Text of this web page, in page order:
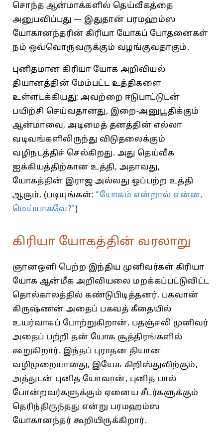
சொந்த ஆன்மாக்களில் தெய்வீகத்தை
அனுபவிப்பது — இதுதான் பரமஹம்ஸ
யோகானந்தரின் கிரியா யோகப் போதனைகள்
நம் ஒவ்வொருவருக்கும் வழங்குவதாகும்.
புனிதமான கிரியா யோக அறிவியல்
தியானத்தின் மேம்பட்ட உத்திகளை
உள்ளடக்கியது; அவற்றை ஈடுபாட்டுடன்
பயிற்சி செய்வதானது, இறை-அனுபூதிக்கும்
ஆன்மாவை, அடிமைத் தனத்தின் எல்லா
வடிவங்களிலிருந்து விடுதலைக்கும்
வழிநடத்திச் செல்கிறது. அது தெய்வீக
ஐக்கியத்திற்கான உத்தி, அதாவது,
யோகத்தின் இராஜ அல்லது ஒப்பற்ற உத்தி
ஆகும். (படியுங்கள்: “யோகம் என்றால் என்ன,
மெய்யாகவே?”)
கிரியா யோகத்தின் வரலாறு
ஞானஒளி பெற்ற இந்திய முனிவர்கள் கிரியா
யோக ஆன்மீக அறிவியலை மறக்கப்பட்டுவிட்ட
தொல்காலத்தில் கண்டுபிடித்தனர். பகவான்
கிருஷ்ணன் அதைப் பகவத் கீதையில்
உயர்வாகப் போற்றுகிறான். பதஞ்சலி முனிவர்
அதைப் பற்றி தன் யோக சூத்திரங்களில்
கூறுகிறார். இந்தப் புராதன தியான
வழிமுறையானது, இயேசு கிறிஸ்துவிற்கும்,
அத்துடன் புனித யோவான், புனித பால்
போன்றவர்களுக்கும் ஏனைய சீடர்களுக்கும்
தெரிந்திருந்தது என்று பரமஹம்ஸ
யோகானந்தர் கூறியிருக்கிறார்.